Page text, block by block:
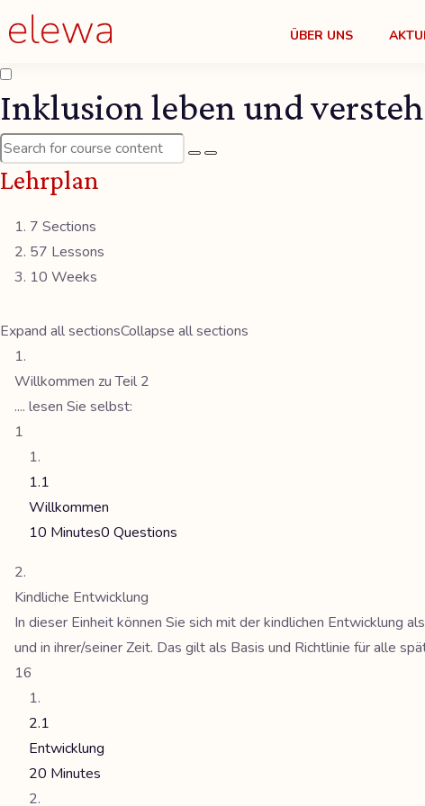
ÜBER UNS
Inklusion leben und
Lehrplan
7 Sections
57 Lessons
10 Weeks
Expand all sectionsCollapse all sections
Willkommen zu Teil 2
.... lesen Sie selbst:
1
1.1
Willkommen
10 Minutes0 Questions
Kindliche Entwicklung
In dieser Einheit können Sie sich mit der kindlichen Entwicklung
und in ihrer/seiner Zeit. Das gilt als Basis und Richtlinie für alle
16
2.1
Entwicklung
20 Minutes